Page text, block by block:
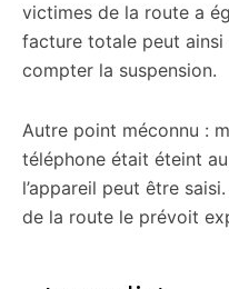
victimes de la route a
facture totale peut ainsi
compter la suspension.
Autre point méconnu :
téléphone était éteint
l’appareil peut être
de la route le prévoit